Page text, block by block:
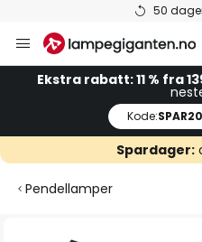
50
Hopp
til
innhold
Ekstra rabatt: 11 % fra
Kode:
Spardager:
Pendellamper